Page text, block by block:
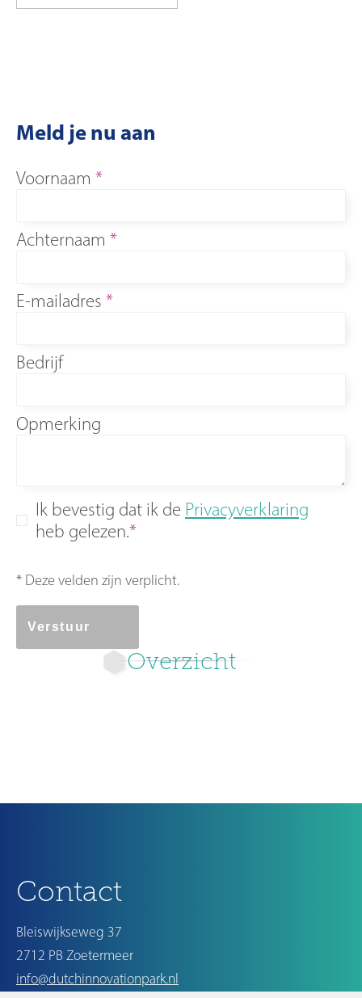
Overzicht
Meld je nu aan
Voornaam
Achternaam
E-mailadres
Bedrijf
Opmerking
Ik bevestig dat ik de Privacyverklaring
heb gelezen.*
* Deze velden zijn verplicht.
Verstuur
Contact
Bleiswijkseweg 37
2712 PB Zoetermeer
info@dutchinnovationpark.nl